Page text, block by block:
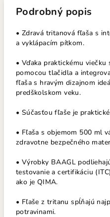
Podrobný popis
• Zdravá tritanová fľaša s
a vyklápacím pítkom.
• Vďaka praktickému
pomocou tlačidla a
fľaša s hravým dizajnom
predškolskom veku.
• Súčasťou fľaše je
• Fľaša s objemom 500 ml
zdravotne bezpečného
• Výrobky BAAGL
testovanie a certifikáciu
ako je QIMA.
• Fľaše z tritanu spĺňajú
potravinami.